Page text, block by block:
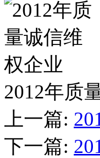
2012年质
上一篇:
下一篇: